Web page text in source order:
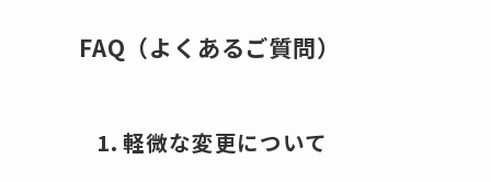
FAQ（よくあるご質問）
1. 軽微な変更について